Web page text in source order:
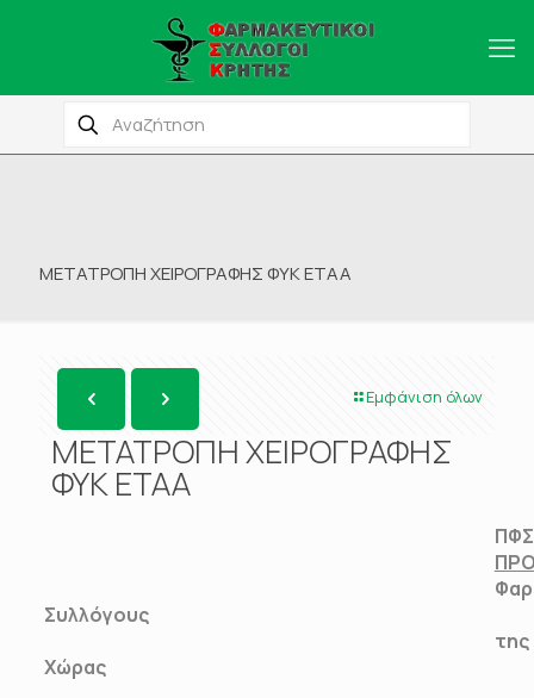
ΜΕΤΑΤΡΟΠΗ ΧΕΙΡΟΓΡΑΦΗΣ ΦΥΚ ΕΤΑΑ
Εμφάνιση όλων
ΜΕΤΑΤΡΟΠΗ ΧΕΙΡΟΓΡΑΦΗΣ
ΦΥΚ ΕΤΑΑ
ΠΦΣ
Συλλόγους
της
Χώρας